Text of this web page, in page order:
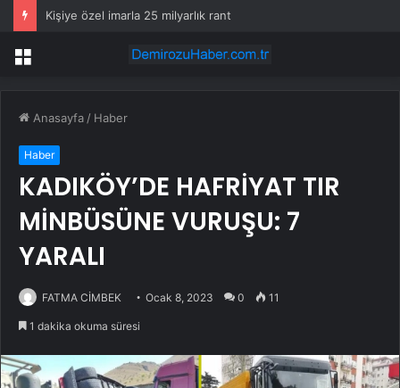
Kişiye özel imarla 25 milyarlık rant
Menü
Anasayfa / Haber
Haber
KADIKÖY’DE HAFRİYAT TIR
MİNBÜSÜNE VURUŞU: 7
YARALI
FATMA CİMBEK Ocak 8, 2023 0 11
1 dakika okuma süresi